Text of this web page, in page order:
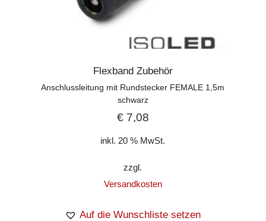
Flexband Zubehör
Anschlussleitung mit Rundstecker FEMALE 1,5m
schwarz
€7,08
inkl. 20 % MwSt.
zzgl.
Versandkosten
Auf die Wunschliste setzen